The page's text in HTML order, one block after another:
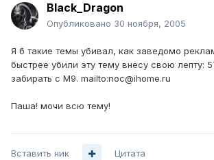
Black_Dragon
Опубликовано 30 ноября, 2005
Я б такие темы убивал, как заведомо
быстрее убили эту тему внесу свою лепту:
забирать с М9. mailto:noc@ihome.ru
Паша! мочи всю тему!
Вставить ник Цитата